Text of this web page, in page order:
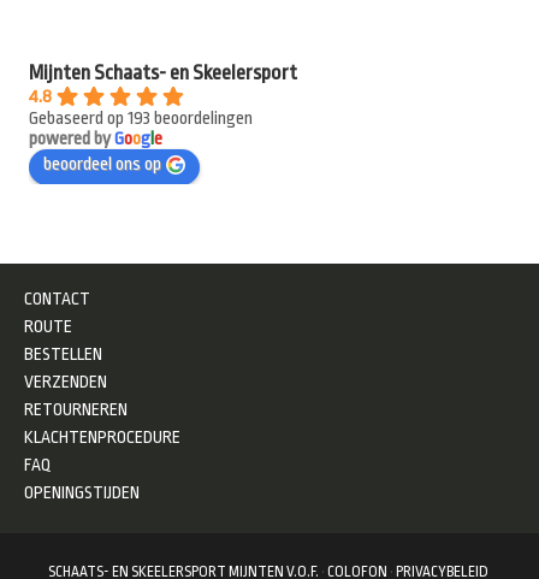
Mijnten Schaats- en Skeelersport
4.8
Gebaseerd op 193 beoordelingen
powered byGooge
beoordeel ons op
CONTACT
ROUTE
BESTELLEN
VERZENDEN
RETOURNEREN
KLACHTENPROCEDURE
FAQ
OPENINGSTIJDEN
SCHAATS- EN SKEELERSPORT MIJNTEN V.O.F. · COLOFON · PRIVACYBELEID